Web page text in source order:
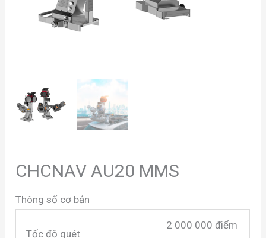
CHCNAV AU20 MMS
Thông số cơ bản
Tốc độ quét
2 000 000 điểm